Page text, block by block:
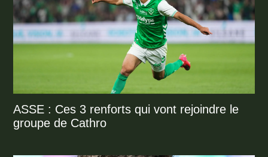
ASSE : Ces 3 renforts qui vont rejoindre le
groupe de Cathro